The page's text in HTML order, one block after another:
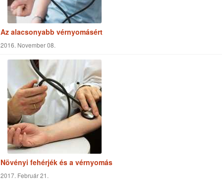
Az alacsonyabb vérnyomásért
2016. November 08.
Növényi fehérjék és a vérnyomás
2017. Február 21.